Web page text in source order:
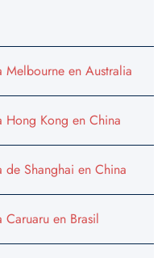
en Australia
Hong Kong en China
Shanghai en China
en Brasil